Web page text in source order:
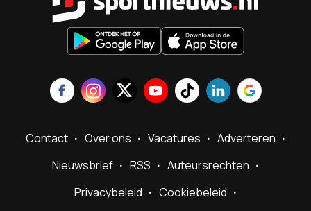
Contact Over ons Vacatures
Adverteren
Nieuwsbrief
RSS
Auteursrechten
Privacybeleid
Cookiebeleid